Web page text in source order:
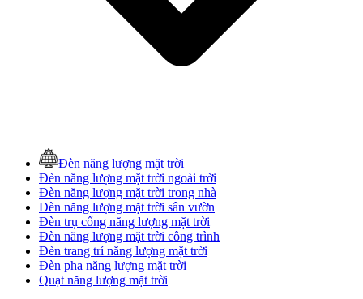
Đèn năng lượng mặt trời
Đèn năng lượng mặt trời ngoài trời
Đèn năng lượng mặt trời trong nhà
Đèn năng lượng mặt trời sân vườn
Đèn trụ cổng năng lượng mặt trời
Đèn năng lượng mặt trời công trình
Đèn trang trí năng lượng mặt trời
Đèn pha năng lượng mặt trời
Quạt năng lượng mặt trời